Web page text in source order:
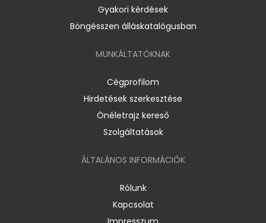
Gyakori kérdések
Böngésszen álláskatalógusban
MUNKÁLTATÓKNAK
Cégprofilom
Hirdetések szerkesztése
Önéletrajz kereső
Szolgáltatások
ÁLTALÁNOS INFORMÁCIÓK
Rólunk
Kapcsolat